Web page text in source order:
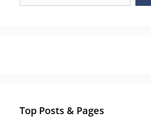
Top Posts & Pages